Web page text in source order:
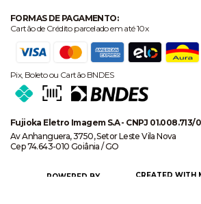
FORMAS DE PAGAMENTO:
Cartão de Crédito parcelado em até 10x
Pix, Boleto ou Cartão BNDES
Fujioka Eletro Imagem S.A - CNPJ 01.008.713/
Av Anhanguera, 3750, Setor Leste Vila Nova
Cep 74.643-010 Goiânia / GO
POWERED BY CREATED WITH